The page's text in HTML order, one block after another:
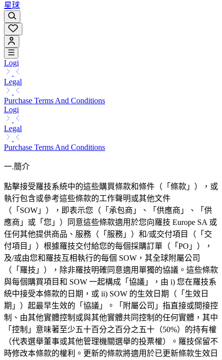
星球
Logi
Legal
Purchase Terms And Conditions
Logi
Legal
Purchase Terms And Conditions
一.簡介
點擊接受羅技系統中的這些購買條款和條件（「條款」），或
執行包含或參考這些條款的工作聲明或其他文件
（「SOW」），即表示您（「承包商」、「供應商」、「供
應商」或「您」）同意這些條款適用於您向羅技 Europe SA 或
任何其他提供商品、服務（「服務」）和/或交付項目（「交
付項目」）根據羅技交付給您的每個採購訂單（「PO」），
及/或由您和羅技互相執行的每個 SOW，其全球附屬公司
（「羅技」），除非羅技明確同意適用單獨的協議。這些條款
與每個購買項目和 SOW 一起構成「協議」，由 i) 您在羅技系
統中接受本條款的日期，或 ii) SOW 的生效日期（「生效日
期」）起最早生效的「協議」。「附屬公司」指直接或間接控
制、由其他實體控制或與其他實體共同控制的任何實體，其中
「控制」意味著至少五十百分之百分之五十（50%）的持有權
（代表選舉董事或其他管理機關選舉的投票權）。羅技保留不
時修改本條款的權利。更新的條款將適用於已更新條款生效日